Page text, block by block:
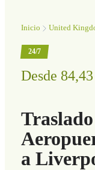
Inicio United
24/7
Desde
a